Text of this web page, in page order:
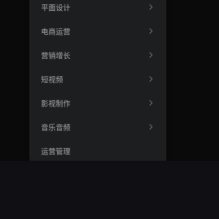
平面设计
电商运营
营销增长
短视频
影视制作
音乐音频
运营管理